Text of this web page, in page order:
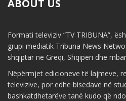
ABOUT US
Formati televiziv “TV TRIBUNA”,
grupi mediatik Tribuna News
shqiptar në Greqi, Shqipëri dhe
Nëpërmjet edicioneve të lajmeve,
televizive, por edhe bisedave në
bashkatdhetarëve tanë kudo që